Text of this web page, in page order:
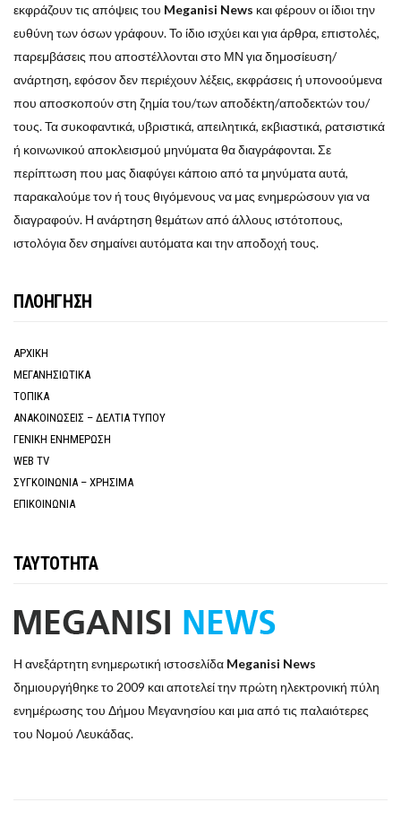
εκφράζουν τις απόψεις του Meganisi News και φέρουν οι ίδιοι την
ευθύνη των όσων γράφουν. Το ίδιο ισχύει και για άρθρα, επιστολές,
παρεμβάσεις που αποστέλλονται στο ΜΝ για δημοσίευση/
ανάρτηση, εφόσον δεν περιέχουν λέξεις, εκφράσεις ή υπονοούμενα
που αποσκοπούν στη ζημία του/των αποδέκτη/αποδεκτών του/
τους. Τα συκοφαντικά, υβριστικά, απειλητικά, εκβιαστικά, ρατσιστικά
ή κοινωνικού αποκλεισμού μηνύματα θα διαγράφονται. Σε
περίπτωση που μας διαφύγει κάποιο από τα μηνύματα αυτά,
παρακαλούμε τον ή τους θιγόμενους να μας ενημερώσουν για να
διαγραφούν. Η ανάρτηση θεμάτων από άλλους ιστότοπους,
ιστολόγια δεν σημαίνει αυτόματα και την αποδοχή τους.
ΠΛΟΗΓΗΣΗ
ΑΡΧΙΚΗ
ΜΕΓΑΝΗΣΙΩΤΙΚΑ
ΤΟΠΙΚΑ
ΑΝΑΚΟΙΝΩΣΕΙΣ – ΔΕΛΤΙΑ ΤΥΠΟΥ
ΓΕΝΙΚΗ ΕΝΗΜΕΡΩΣΗ
WEB TV
ΣΥΓΚΟΙΝΩΝΙΑ – ΧΡΗΣΙΜΑ
ΕΠΙΚΟΙΝΩΝΙΑ
ΤΑΥΤΟΤΗΤΑ
Η ανεξάρτητη ενημερωτική ιστοσελίδα Meganisi News
δημιουργήθηκε το 2009 και αποτελεί την πρώτη ηλεκτρονική πύλη
ενημέρωσης του Δήμου Μεγανησίου και μια από τις παλαιότερες
του Νομού Λευκάδας.